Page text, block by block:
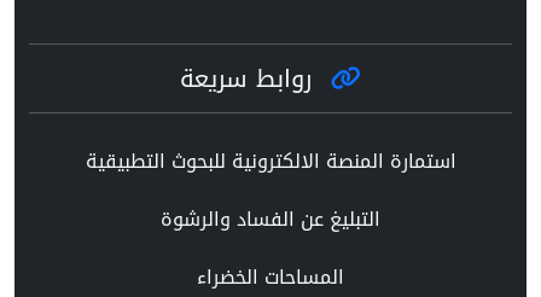
روابط سريعة
استمارة المنصة الالكترونية للبحوث التطبيقية
التبليغ عن الفساد والرشوة
المساحات الخضراء